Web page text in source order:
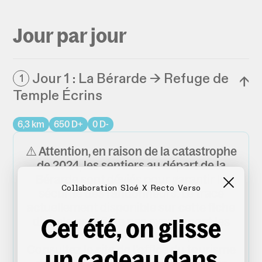
Jour par jour
1
Jour 1 : La Bérarde → Refuge de
Temple Écrins
↓
6,3 km 650 D+ 0 D-
⚠️ Attention, en raison de la catastrophe
de 2024, les sentiers au départ de la
Bérarde sont déviés pour garantir la
sécurité des randonneurs. Le tracé
digitale ne reflète pas exactement les
dernières modification sur place.
Consultez le site de l'office du tourisme
Collaboration Sloé X Recto Verso
Cet été, on glisse